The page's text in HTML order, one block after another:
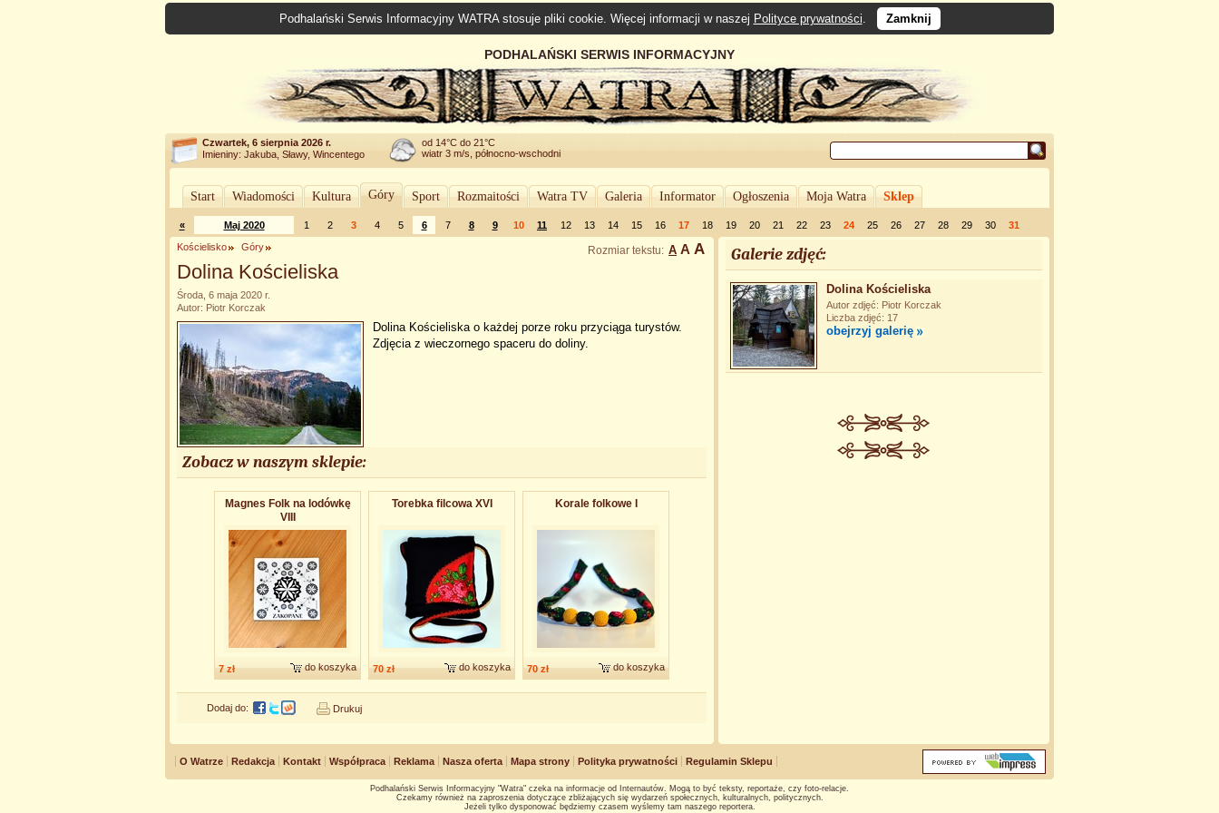
Podhalański Serwis Informacyjny WATRA stosuje pliki cookie. Więcej informacji w naszej Polityce prywatności. Zamknij
PODHALAŃSKI SERWIS INFORMACYJNY
Czwartek, 6 sierpnia 2026 r.
Imieniny: Jakuba, Sławy, Wincentego
od 14°C do 21°C
wiatr 3 m/s, północno-wschodni
Start Wiadomości Kultura Góry Sport Rozmaitości Watra TV Galeria Informator Ogłoszenia Moja Watra Sklep
« Maj 2020 1 2 3 4 5 6 7 8 9 10 11 12 13 14 15 16 17 18 19 20 21 22 23 24 25 26 27 28 29 30 31
Rozmiar tekstu: A A A
Kościelisko Góry
Dolina Kościeliska
Środa, 6 maja 2020 r.
Autor: Piotr Korczak
Dolina Kościeliska o każdej porze roku przyciąga turystów.
Zdjęcia z wieczornego spaceru do doliny.
Zobacz w naszym sklepie:
Magnes Folk na lodówkę
VIII
7 zł do koszyka
Torebka filcowa XVI
70 zł do koszyka
Korale folkowe I
70 zł do koszyka
Dodaj do: Drukuj
Galerie zdjęć:
Dolina Kościeliska
Autor zdjęć: Piotr Korczak
Liczba zdjęć: 17
obejrzyj galerię
O Watrze Redakcja Kontakt Współpraca Reklama Nasza oferta Mapa strony Polityka prywatności Regulamin Sklepu
Podhalański Serwis Informacyjny "Watra" czeka na informacje od Internautów. Mogą to być teksty, reportaże, czy foto-relacje.
Czekamy również na zaproszenia dotyczące zbliżających się wydarzeń społecznych, kulturalnych, politycznych.
Jeżeli tylko dysponować będziemy czasem wyślemy tam naszego reportera.